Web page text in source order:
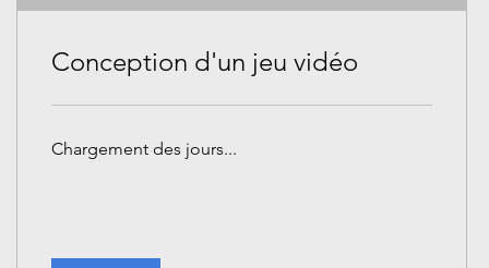
Conception d'un jeu vidéo
Chargement des jours...